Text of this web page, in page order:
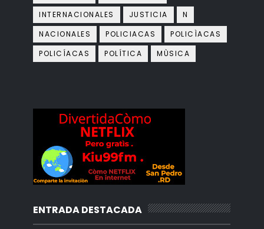
INTERNACIONALES
JUSTICIA
N
NACIONALES
POLICIACAS
POLICÌACAS
POLICÍACAS
POLÍTICA MÙSICA
ENTRADA DESTACADA